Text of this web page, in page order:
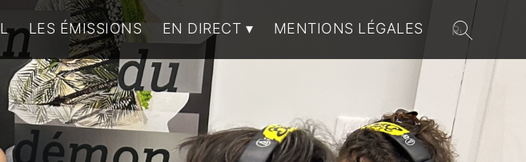
LES ÉMISSIONS EN DIRECT MENTIONS LÉGALES